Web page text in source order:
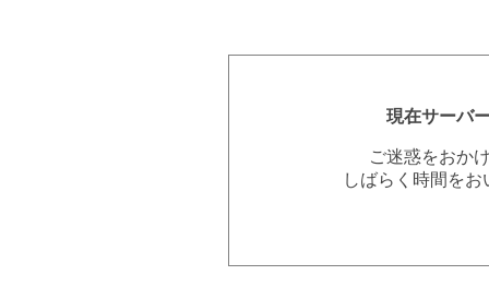
現在サーバ
ご迷惑をおか
しばらく時間を